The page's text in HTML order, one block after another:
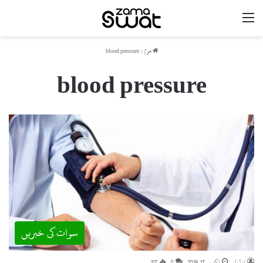
ھوم /
blood pressure
blood pressure
سوات کی خبریں